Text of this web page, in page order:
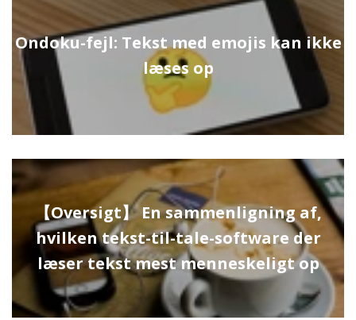
Ondoku-fejl: Tekst med emojis kan ikke
læses op
【Oversigt】 En sammenligning af,
hvilken tekst-til-tale-software der
læser tekst mest menneskeligt op